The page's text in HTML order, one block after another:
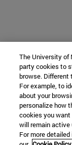
The University of
party cookies to
browse. Different
For example, to
about your
personalize how
cookies you
will remain
For more